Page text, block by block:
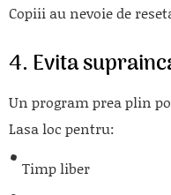
Copiii au nevoie de
4. Evita
Un program prea plin
Lasa loc pentru:
Timp liber